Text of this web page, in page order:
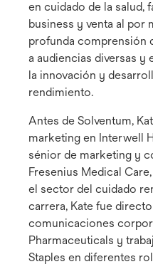
en cuidado de la salud,
business y venta al por
profunda comprensión
a audiencias diversas
la innovación y
rendimiento.
Antes de Solventum,
marketing en Interwell
sénior de marketing y
Fresenius Medical
el sector del cuidado
carrera, Kate fue
comunicaciones
Pharmaceuticals y
Staples en diferentes